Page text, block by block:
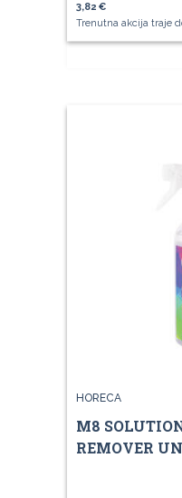
3,82 €
Trenutna akcija traje
HORECA
M8
REMOVER